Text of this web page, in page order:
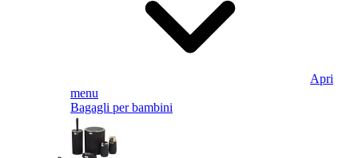
Apri
menu
Bagagli per bambini